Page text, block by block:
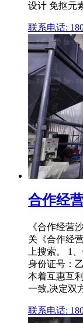
设计 免抠元
联系电话:
合作经
《合作经营
关《合作经
上搜索。 1
身份证号：
本着互惠互
一致,决定双
联系电话: